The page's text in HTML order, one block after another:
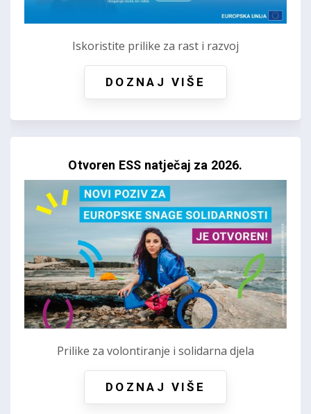
Iskoristite prilike za rast i razvoj
DOZNAJ VIŠE
Otvoren ESS natječaj za 2026.
Prilike za volontiranje i solidarna djela
DOZNAJ VIŠE